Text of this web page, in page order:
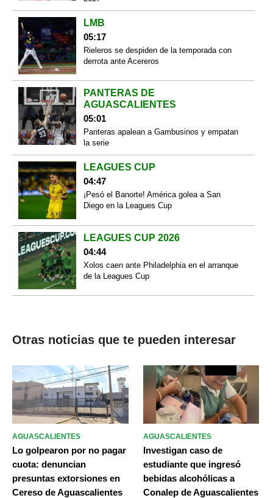
LMB
05:17
Rieleros se despiden de la temporada con
derrota ante Acereros
PANTERAS DE
AGUASCALIENTES
05:01
Panteras apalean a Gambusinos y empatan
la serie
LEAGUES CUP
04:47
¡Pesó el Banorte! América golea a San
Diego en la Leagues Cup
LEAGUES CUP 2026
04:44
Xolos caen ante Philadelphia en el arranque
de la Leagues Cup
Otras noticias que te pueden interesar
AGUASCALIENTES
Lo golpearon por no pagar
cuota: denuncian
presuntas extorsiones en
Cereso de Aguascalientes
AGUASCALIENTES
Investigan caso de
estudiante que ingresó
bebidas alcohólicas a
Conalep de Aguascalientes